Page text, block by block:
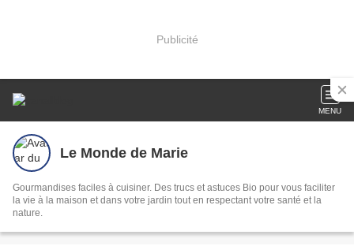
Publicité
MENU
Le Monde de Marie
Gourmandises faciles à cuisiner. Des trucs et astuces Bio pour vous faciliter
la vie à la maison et dans votre jardin tout en respectant votre santé et la
nature.